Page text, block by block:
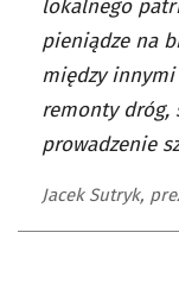
lokalnego
pieniądze na
między
remonty dróg,
prowadzenie
Jacek Sutryk,